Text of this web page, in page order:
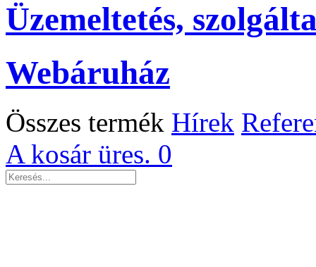
Üzemeltetés,
Webáruház
Összes termék Hírek
A kosár üres. 0